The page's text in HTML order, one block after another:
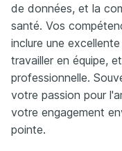
de données, et la
santé. Vos
inclure une
travailler en équipe,
professionnelle.
votre passion pour
votre engagement
pointe.